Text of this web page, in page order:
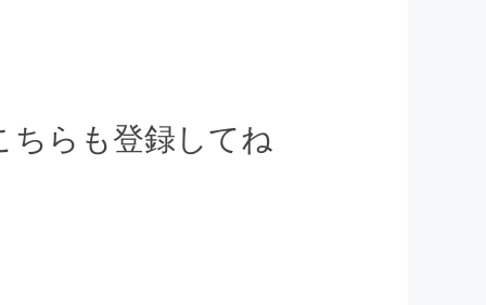
ちらも登録してね